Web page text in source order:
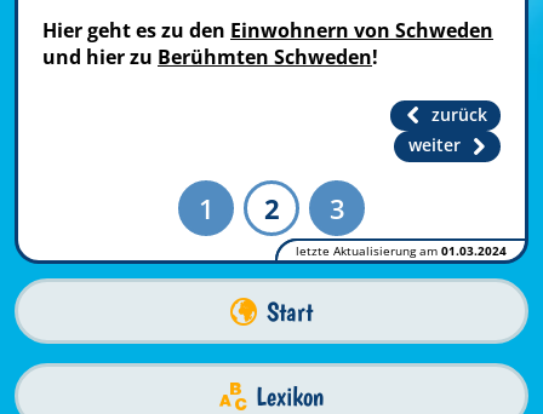
Hier geht es zu den Einwohnern von Schweden
und hier zu Berühmten Schweden!
zurück
weiter
1 2 3
letzte Aktualisierung am 01.03.2024
Start
Lexikon